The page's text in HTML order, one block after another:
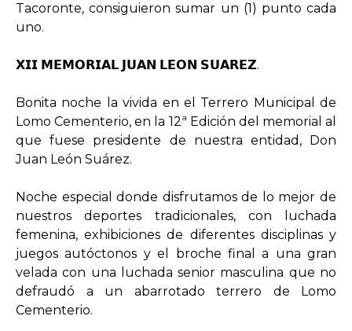
Tacoronte, consiguieron sumar un (1) punto cada
uno.
𝗫𝗜𝗜 𝗠𝗘𝗠𝗢𝗥𝗜𝗔𝗟 𝗝𝗨𝗔𝗡 𝗟𝗘𝗢𝗡 𝗦𝗨𝗔𝗥𝗘𝗭.
Bonita noche la vivida en el Terrero Municipal de
Lomo Cementerio, en la 12ª Edición del memorial al
que fuese presidente de nuestra entidad, Don
Juan León Suárez.
Noche especial donde disfrutamos de lo mejor de
nuestros deportes tradicionales, con luchada
femenina, exhibiciones de diferentes disciplinas y
juegos autóctonos y el broche final a una gran
velada con una luchada senior masculina que no
defraudó a un abarrotado terrero de Lomo
Cementerio.